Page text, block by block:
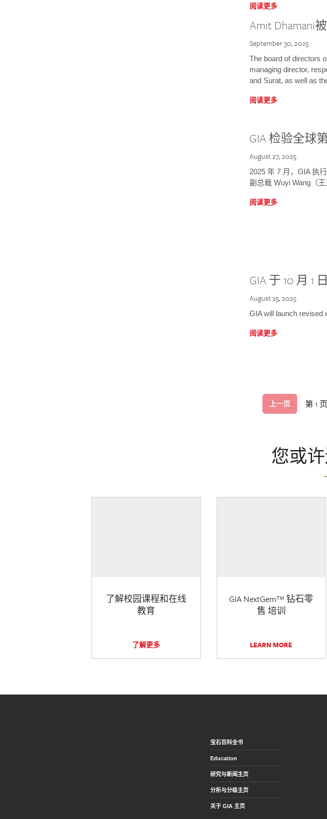
阅读更多
Amit Dhamani
September 30, 2025
The board of directors
managing director,
and Surat, as well as
阅读更多
GIA 检验全球
August 27, 2025
2025 年 7 月，GIA 执
副总裁 Wuyi Wang（
阅读更多
GIA 于 10 月
August 25, 2025
GIA will launch revised
阅读更多
上一页 第 1
您或
了解校园课程和在线
教育
了解更多
GIA NextGem™ 钻石零
售 培训
LEARN MORE
宝石百科全书
Education
研究与新闻主页
分析与分级主页
关于 GIA 主页